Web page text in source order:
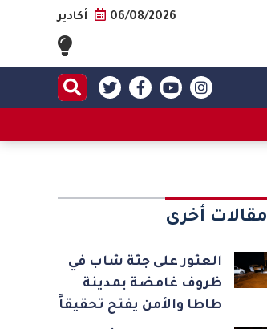
06/08/2026 أكادير
مقالات أخرى
العثور على جثة شاب في
ظروف غامضة بمدينة
طاطا والأمن يفتح تحقيقاً